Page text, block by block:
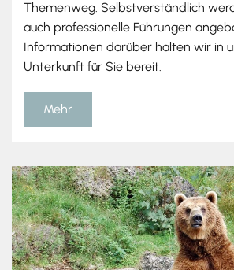
Themenweg. Selbstverständlich
auch professionelle Führungen
Informationen darüber halten wir in
Unterkunft für Sie bereit.
Mehr